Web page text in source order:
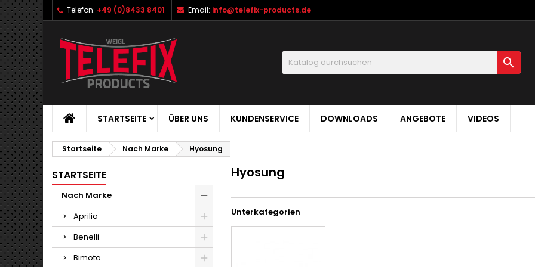
Telefon: +49 (0)8433 8401 Email: info@telefix-products.de

STARTSEITE ÜBER UNS KUNDENSERVICE DOWNLOADS ANGEBOTE VIDEOS
Startseite Nach Marke Hyosung
STARTSEITE
Nach Marke
Aprilia
Benelli
Bimota
Hyosung
Unterkategorien